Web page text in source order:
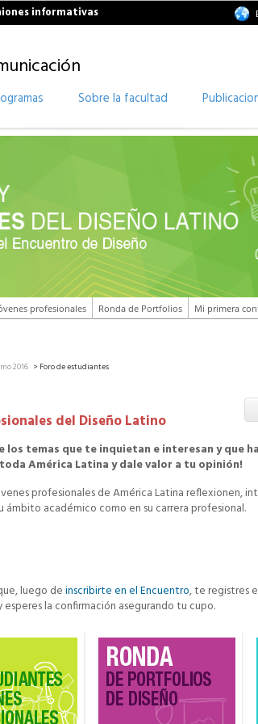
informativas
Sobre la facultad
profesionales Ronda de Portfolios Mi primera
2016 > Foro de estudiantes
del Diseño Latino
temas que te inquietan e interesan y que
América Latina y dale valor a tu opinión!
profesionales de América Latina reflexionen,
académico como en su carrera profesional.
luego deinscribirte en el Encuentro, te registres
esperes la confirmación asegurando tu cupo.